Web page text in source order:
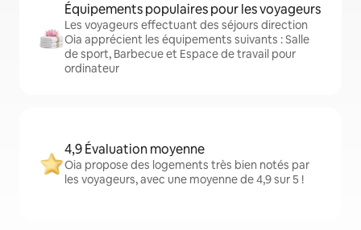
Équipements populaires pour les voyageurs
Les voyageurs effectuant des séjours direction
Oia apprécient les équipements suivants : Salle
de sport, Barbecue et Espace de travail pour
ordinateur
4,9 Évaluation moyenne
Oia propose des logements très bien notés par
les voyageurs, avec une moyenne de 4,9 sur 5 !